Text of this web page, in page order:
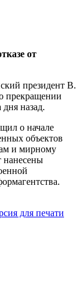
от
президент В.
прекращении
назад.
о начале
объектов
и мирному
нанесены
для печати